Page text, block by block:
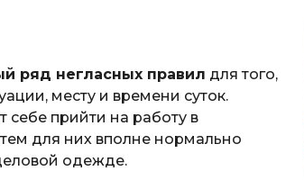
ряд негласных правил для того,
месту и времени суток.
прийти на работу в
для них вполне нормально
одежде.